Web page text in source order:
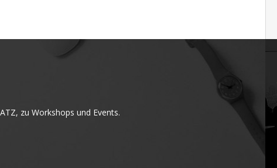
zu Workshops und Events.